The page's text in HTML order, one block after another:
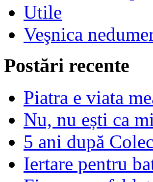
Utile
Veşnica
Postări recente
Piatra e viata
Nu, nu ești ca
5 ani după
Iertare pentru